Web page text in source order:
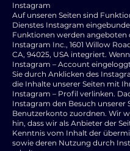
Instagram
Auf unseren Seiten sind
Dienstes Instagram
Funktionen werden angeboten
Instagram Inc., 1601 Willow
CA, 94025, USA integriert.
Instagram – Account
Sie durch Anklicken des
die Inhalte unserer Seiten mit
Instagram – Profil verlinken.
Instagram den Besuch unserer
Benutzerkonto zuordnen. Wir
hin, dass wir als Anbieter der
Kenntnis vom Inhalt der
sowie deren Nutzung durch